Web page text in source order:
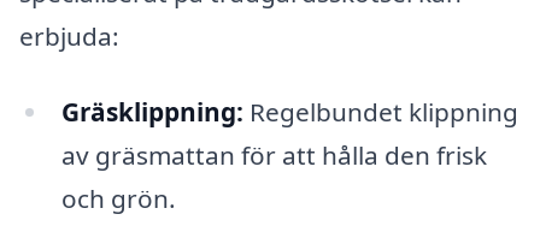
erbjuda:
Gräsklippning: Regelbundet klippning
av gräsmattan för att hålla den frisk
och grön.